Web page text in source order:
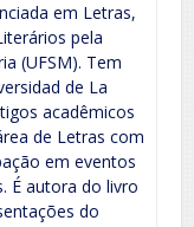
em Letras,
pela
(UFSM). Tem
de La
acadêmicos
de Letras com
em eventos
É autora do livro
do